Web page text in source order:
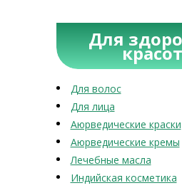
Для
Для волос
Для лица
Аюрведические краски
Аюрведические кремы
Лечебные масла
Индийская косметика